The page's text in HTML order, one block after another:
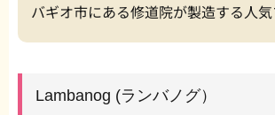
バギオ市にある修道院が製造する人気
Lambanog (ランバノグ）